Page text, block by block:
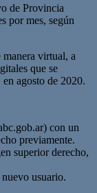
de Provincia
por mes, según
manera virtual, a
que se
agosto de 2020.
con un
previamente.
superior derecho,
usuario.